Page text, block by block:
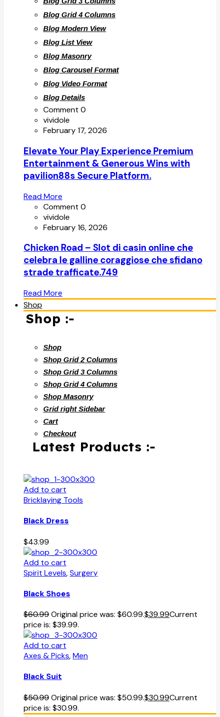
Blog Grid 4 Columns
Blog Modern View
Blog List View
Blog Masonry
Blog Carousel Format
Blog Video Format
Blog Details
Comment 0
vividole
February 17, 2026
Elevate Your Play Experience Premium
Entertainment & Generous Wins with
pavilion88s Secure Platform.
Read More
Comment 0
vividole
February 16, 2026
Chicken Road – Slot di casin online che
celebra le galline coraggiose che sfidano
strade trafficate.749
Read More
Shop
Shop :-
Shop
Shop Grid 2 Columns
Shop Grid 3 Columns
Shop Grid 4 Columns
Shop Masonry
Grid right Sidebar
Cart
Checkout
Latest Products :-
Add to cart
Bricklaying Tools
Black Dress
$43.99
Add to cart
Spirit Levels,Surgery
Black Shoes
$60.99Original price was: $60.99.$39.99Current
price is: $39.99.
Add to cart
Axes & Picks,Men
Black Suit
$50.99Original price was: $50.99.$30.99Current
price is: $30.99.